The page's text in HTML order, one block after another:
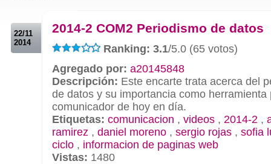
22/11
2014
2014-2 COM2 Periodismo de datos
Ranking: 3.1/5.0 (65 votos)
Agregado por: a20145848
Descripción: Este encarte trata acerca del
de datos y su importancia como
comunicador de hoy en día.
Etiquetas: comunicacion , videos , 2014-2 ,
ramirez , daniel moreno , sergio rojas , sofia
ciclo , informacion de paginas web
Vistas: 1480